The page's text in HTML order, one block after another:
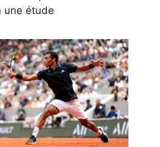
une étude